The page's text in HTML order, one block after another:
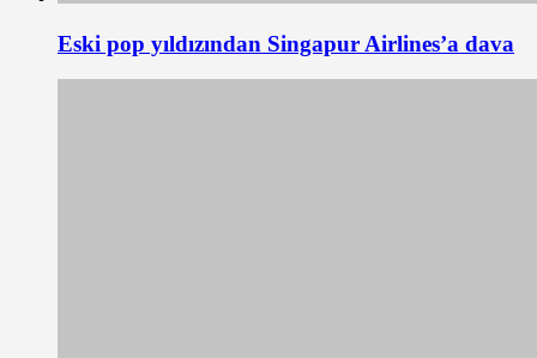
Eski pop yıldızından Singapur Airlines’a dava